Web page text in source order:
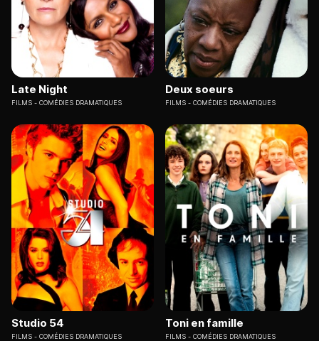
Late Night
FILMS COMÉDIES DRAMATIQUES
Deux soeurs
FILMS COMÉDIES DRAMATIQUES
Studio 54
FILMS COMÉDIES DRAMATIQUES
Toni en famille
FILMS COMÉDIES DRAMATIQUES